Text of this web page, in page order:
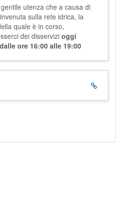
utenza che a causa di
sulla rete idrica, la
quale è in corso,
dei disservizi oggi
ore 16:00 alle 19:00